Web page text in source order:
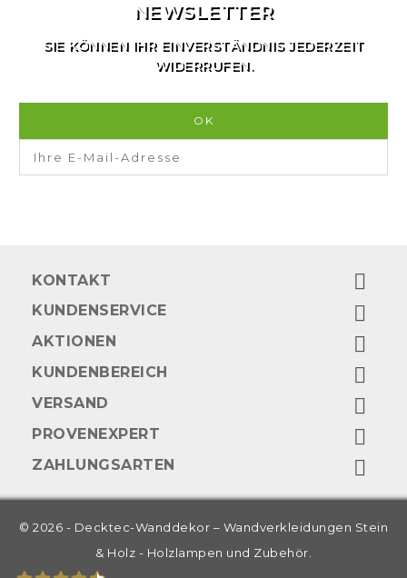
NEWSLETTER
SIE KÖNNEN IHR EINVERSTÄNDNIS JEDERZEIT
WIDERRUFEN.
KONTAKT 
KUNDENSERVICE 
AKTIONEN 
KUNDENBEREICH 
VERSAND 
PROVENEXPERT 
ZAHLUNGSARTEN 
© 2026 - Decktec-Wanddekor – Wandverkleidungen Stein
& Holz - Holzlampen und Zubehör.